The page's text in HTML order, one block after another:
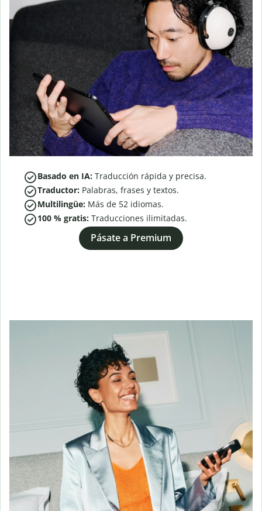
Basado en IA: Traducción rápida y precisa.
Traductor: Palabras, frases y textos.
Multilingüe: Más de 52 idiomas.
100 % gratis: Traducciones ilimitadas.
Pásate a Premium